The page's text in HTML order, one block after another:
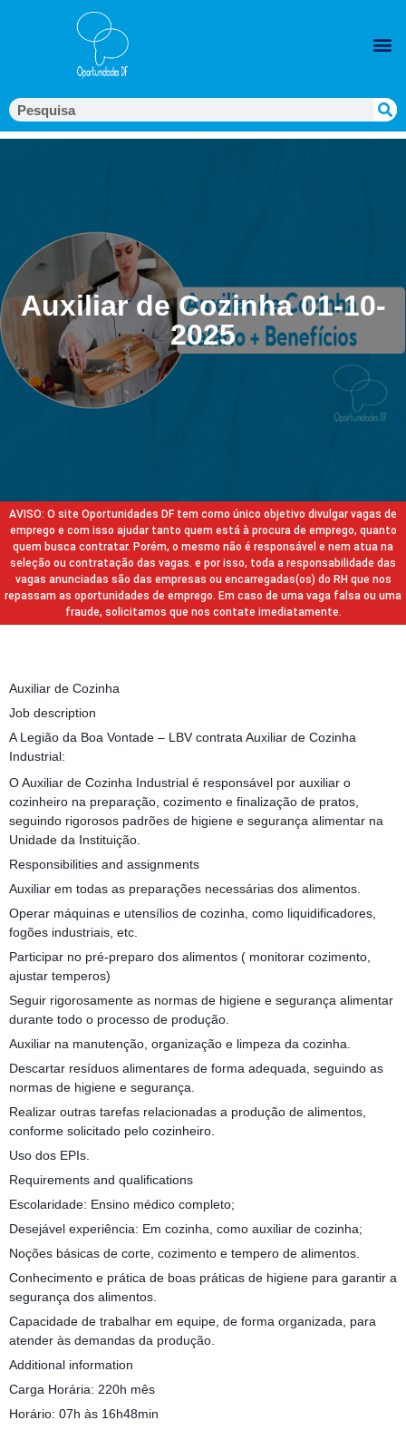
Auxiliar de Cozinha 01-10-
2025
AVISO: O site Oportunidades DF tem como único objetivo divulgar vagas de
emprego e com isso ajudar tanto quem está à procura de emprego, quanto
quem busca contratar. Porém, o mesmo não é responsável e nem atua na
seleção ou contratação das vagas. e por isso, toda a responsabilidade das
vagas anunciadas são das empresas ou encarregadas(os) do RH que nos
repassam as oportunidades de emprego. Em caso de uma vaga falsa ou uma
fraude, solicitamos que nos contate imediatamente.
Auxiliar de Cozinha
Job description
A Legião da Boa Vontade – LBV contrata Auxiliar de Cozinha
Industrial:
O Auxiliar de Cozinha Industrial é responsável por auxiliar o
cozinheiro na preparação, cozimento e finalização de pratos,
seguindo rigorosos padrões de higiene e segurança alimentar na
Unidade da Instituição.
Responsibilities and assignments
Auxiliar em todas as preparações necessárias dos alimentos.
Operar máquinas e utensílios de cozinha, como liquidificadores,
fogões industriais, etc.
Participar no pré-preparo dos alimentos ( monitorar cozimento,
ajustar temperos)
Seguir rigorosamente as normas de higiene e segurança alimentar
durante todo o processo de produção.
Auxiliar na manutenção, organização e limpeza da cozinha.
Descartar resíduos alimentares de forma adequada, seguindo as
normas de higiene e segurança.
Realizar outras tarefas relacionadas a produção de alimentos,
conforme solicitado pelo cozinheiro.
Uso dos EPIs.
Requirements and qualifications
Escolaridade: Ensino médico completo;
Desejável experiência: Em cozinha, como auxiliar de cozinha;
Noções básicas de corte, cozimento e tempero de alimentos.
Conhecimento e prática de boas práticas de higiene para garantir a
segurança dos alimentos.
Capacidade de trabalhar em equipe, de forma organizada, para
atender às demandas da produção.
Additional information
Carga Horária: 220h mês
Horário: 07h às 16h48min